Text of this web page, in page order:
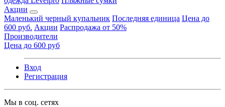
Акции
Маленький черный купальник Последняя единица Цена до
600 руб. Акции Распродажа от 50%
Производители
Цена до 600 руб
Вход
Регистрация
Мы в соц. сетях